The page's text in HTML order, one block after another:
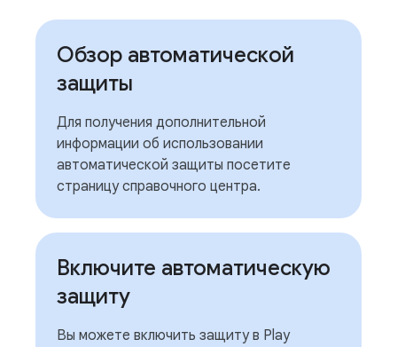
Обзор автоматической
защиты
Для получения дополнительной
информации об использовании
автоматической защиты посетите
страницу справочного центра.
Включите автоматическую
защиту
Вы можете включить защиту в Play